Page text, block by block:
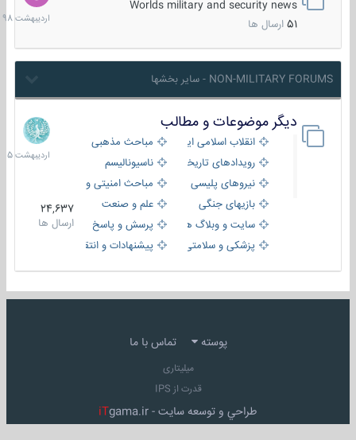
Worlds military and security news
51 ارسال ها
1398
NON-MILITARY FORUMS - سایر بخشها
دیگر موضوعات و مطالب
انقلاب اسلامی ایران
مباحث مذهبی
رویدادهای تاریخی و مذهبیناسیونالیسم
نیروهای پلیسی
مباحث امنیتی و اطلاعاتی
بازیهای جنگی
علم و صنعت
سایت و وبلاگ ها
پرسش و پاسخ
پزشکی و سلامتی
پیشنهادات و انتقادات
24,637
ارسال ها
8
1405
پوسته تماس با ما
میلیتاری
قدرت از IPS
طراحي و توسعه سايت - iTgama.ir